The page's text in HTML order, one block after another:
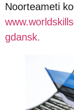
Noorteameti
gdansk.